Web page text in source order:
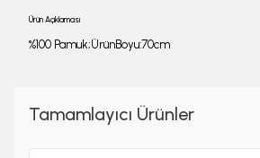
Ürün Açıklaması
%100 Pamuk;ÜrünBoyu:70cm
Tamamlayıcı Ürünler